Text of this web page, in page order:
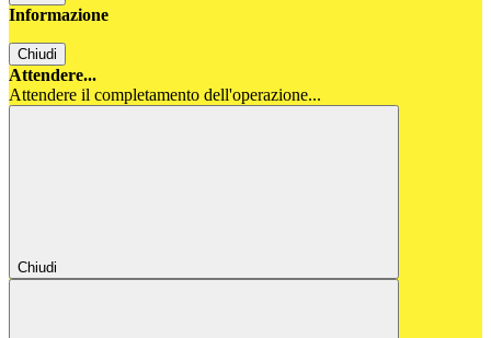
Informazione
Chiudi
Attendere...
Attendere il completamento dell'operazione...
Chiudi